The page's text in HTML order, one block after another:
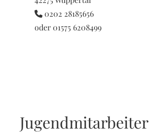
 0202 28185656
oder 01575 6208499
Jugendmitarbeiter